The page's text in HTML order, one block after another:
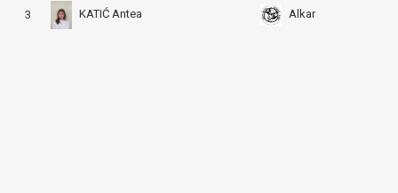
3 KATIĆ Antea Alkar